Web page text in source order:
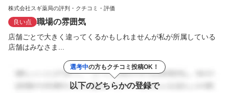
株式会社スギ薬局の評判・クチコミ・評価
良い点 職場の雰囲気
店舗ごとで大きく違ってくるかもしれませんが私が所属している
店舗はみなさま...
選考中の方もクチコミ投稿OK！
以下のどちらかの登録で